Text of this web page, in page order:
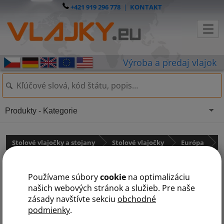
Používame súborycookie na optimalizáciu
našich webových stránok a služieb. Pre naše
zásady navštívte sekciu obchodné
podmienky.
+421 919 296 778| KONTAKT
Stolové vlajočky a stojany Stolové vlajočky Európa
Produkty - Kategorie